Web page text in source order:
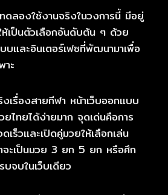
ดลองใช้งานจริงในวงการนี้ มีอยู่
เป็นตัวเลือกอันดับต้น ๆ ด้วย
บและอินเตอร์เฟซที่พัฒนามาเพื่อ
ะ
เรื่องสายกีฬา หน้าเว็บออกแบบ
ยไทยได้ง่ายมาก จุดเด่นคือการ
เร็วและเปิดคู่มวยให้เลือกเล่น
จะเป็นมวย 3 ยก 5 ยก หรือศึก
บจบในเว็บเดียว